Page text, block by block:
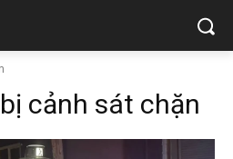
cảnh sát chặn